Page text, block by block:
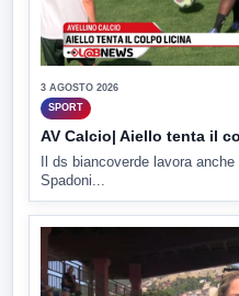
3 AGOSTO 2026
SPORT
AV Calcio| Aiello tenta il
Il ds biancoverde lavora anche
Spadoni...